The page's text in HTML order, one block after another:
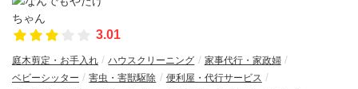
3.01
庭木剪定・お手入れ ハウスクリーニング
家事代行・家政婦
ベビーシッター
害虫・害獣駆除
便利屋・代行サービス